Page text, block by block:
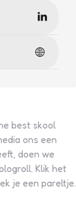
best skool
ons een
doen we
Klik het
je een pareltje.